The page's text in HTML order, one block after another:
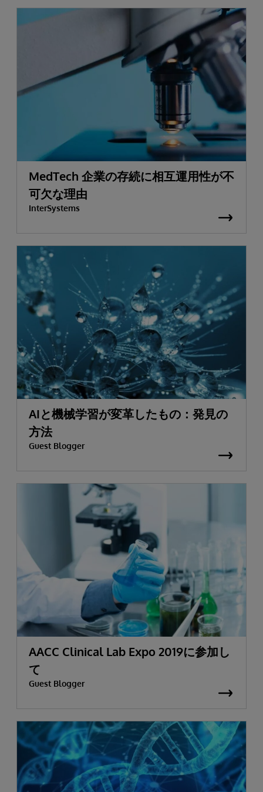
MedTech 企業の存続に相互運用性が不
可欠な理由
InterSystems
AIと機械学習が変革したもの：発見の
方法
Guest Blogger
AACC Clinical Lab Expo 2019に参加し
て
Guest Blogger